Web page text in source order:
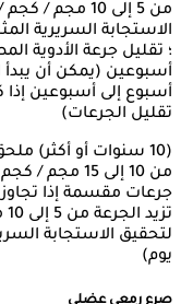
من 5 إلى 10
أسبوعين (يمكن أن يبدأ
أسبوع إلى أسبوعين
تقليل الجرعات)
(10 سنوات أو أكثر)
يوم)
صرع رمعي عضلي